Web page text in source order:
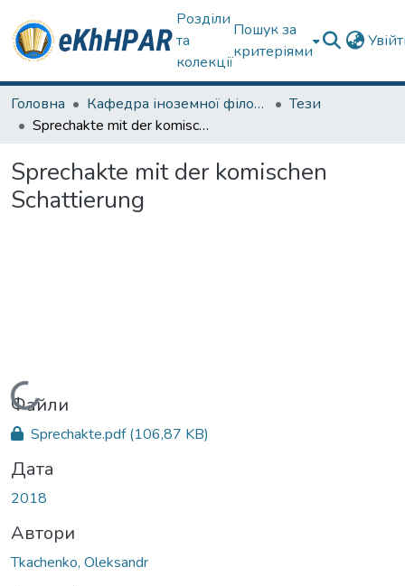
Розділи
та
колекції
Пошук за
критеріями
Головна Кафедра іноземної філології
Тези
Sprechakte mit der komischen Schattierung
Sprechakte mit der komischen
Schattierung
Вантажиться...
Файли
Sprechakte.pdf(106,87 KB)
Дата
2018
Автори
Tkachenko, Oleksandr